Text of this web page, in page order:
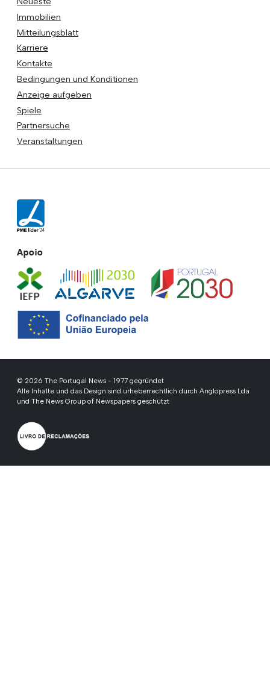
Immobilien
Mitteilungsblatt
Karriere
Kontakte
Bedingungen und Konditionen
Anzeige aufgeben
Spiele
Partnersuche
Veranstaltungen
Apoio
© 2026 The Portugal News - 1977 gegründet
Alle Inhalte und das Design sind urheberrechtlich durch Anglopress Lda
und The News Group of Newspapers geschützt